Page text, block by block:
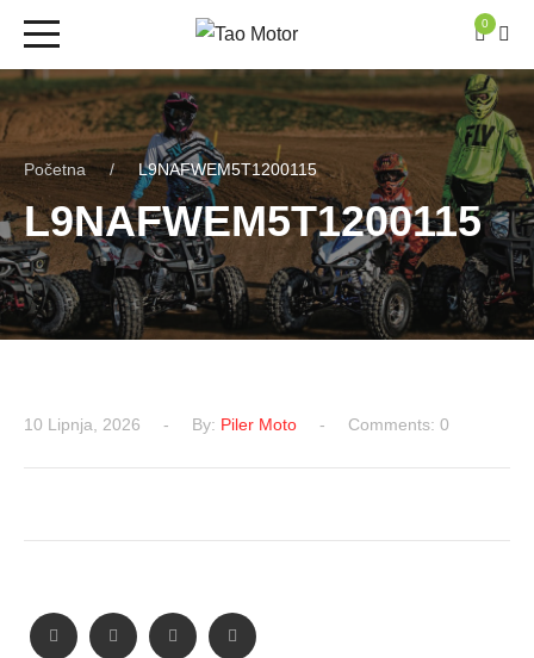
0
Početna L9NAFWEM5T1200115
L9NAFWEM5T1200115
10 Lipnja, 2026 By: Piler Moto Comments: 0